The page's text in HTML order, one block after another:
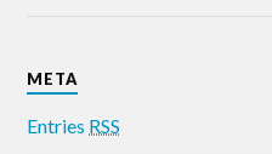
META
Entries RSS